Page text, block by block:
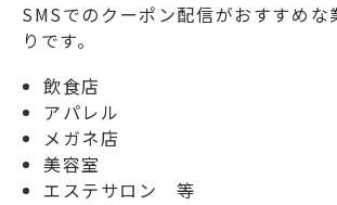
SMSでのクーポン配信がおすすめな
りです。
飲食店
アパレル
メガネ店
美容室
エステサロン 等